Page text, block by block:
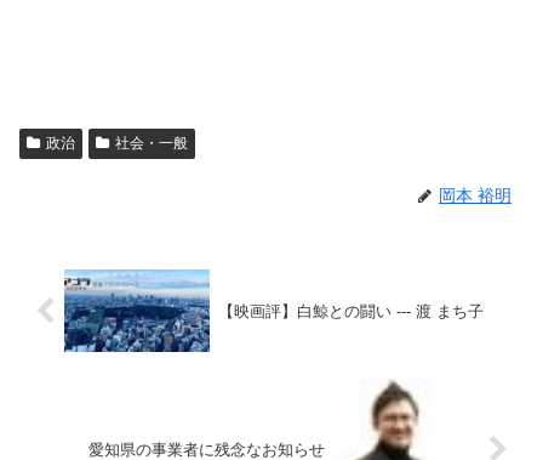
政治 社会・一般
岡本 裕明
【映画評】白鯨との闘い --- 渡 まち子
愛知県の事業者に残念なお知らせ